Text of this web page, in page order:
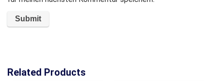
Related Products